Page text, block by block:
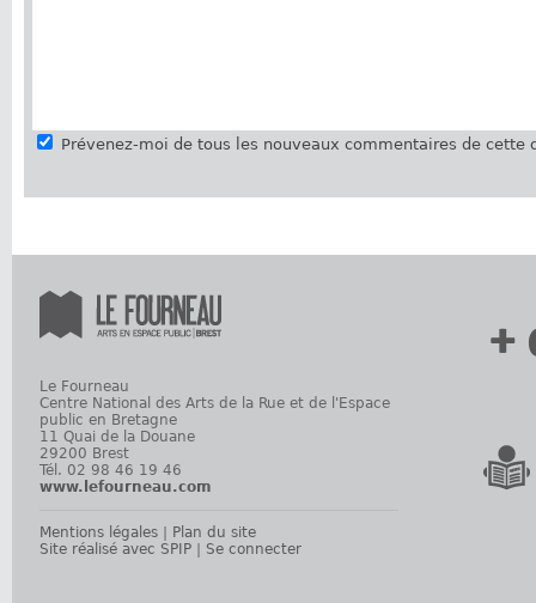
Prévenez-moi de tous les nouveaux commentaires de cette
Le Fourneau
Centre National des Arts de la Rue et de l'Espace
public en Bretagne
11 Quai de la Douane
29200 Brest
Tél. 02 98 46 19 46
www.lefourneau.com
Mentions légales
Plan du site
Site réalisé avec SPIP
Se connecter
+